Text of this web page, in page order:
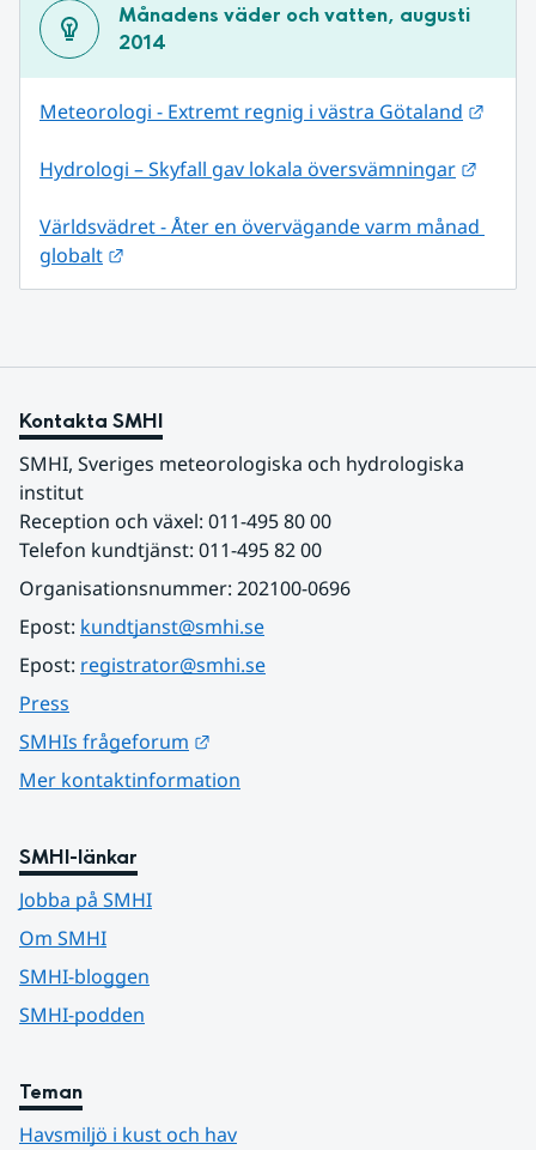
Månadens väder och vatten, augusti
2014
Meteorologi - Extremt regnig i västra Götaland
Hydrologi – Skyfall gav lokala översvämningar
Världsvädret - Åter en övervägande varm månad
globalt
Kontakta SMHI
SMHI, Sveriges meteorologiska och hydrologiska
institut
Reception och växel: 011-495 80 00
Telefon kundtjänst: 011-495 82 00
Organisationsnummer: 202100-0696
Epost: kundtjanst@smhi.se
Epost: registrator@smhi.se
Press
SMHIs frågeforum
Mer kontaktinformation
SMHI-länkar
Jobba på SMHI
Om SMHI
SMHI-bloggen
SMHI-podden
Teman
Havsmiljö i kust och hav